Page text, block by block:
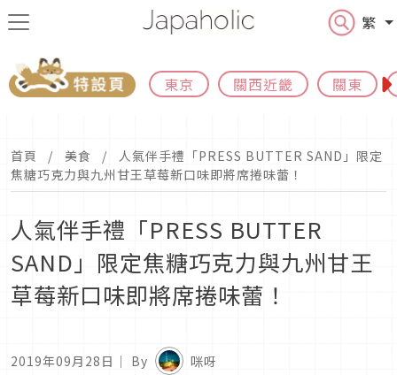
繁
東京 關西近畿 關東
首頁 美食
人氣伴手禮「PRESS BUTTER SAND」限定
焦糖巧克力與九州甘王草莓新口味即將席捲味蕾！
人氣伴手禮「PRESS BUTTER
SAND」限定焦糖巧克力與九州甘王
草莓新口味即將席捲味蕾！
2019年09月28日 ｜ By 咪呀